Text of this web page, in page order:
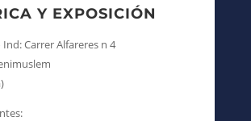
Y EXPOSICIÓN
Carrer Alfareres n 4